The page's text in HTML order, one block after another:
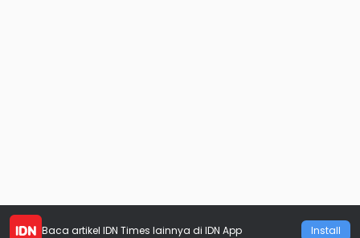
Baca artikel IDN Times lainnya di IDN App Install